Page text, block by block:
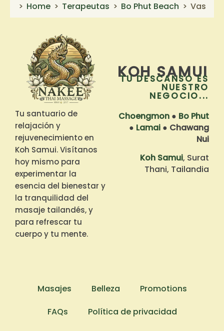
Home Terapeutas Bo Phut Beach Vas
Tu santuario de
relajación y
rejuvenecimiento en
Koh Samui. Visítanos
hoy mismo para
experimentar la
esencia del bienestar y
la tranquilidad del
masaje tailandés, y
para refrescar tu
cuerpo y tu mente.
KOH SAMUI
TU DESCANSO ES
NUESTRO
NEGOCIO...
Choengmon ● Bo Phut
● Lamai ● Chawang
Nui
Koh Samui, Surat
Thani, Tailandia
Masajes Belleza
Promotions
FAQs
Política de privacidad